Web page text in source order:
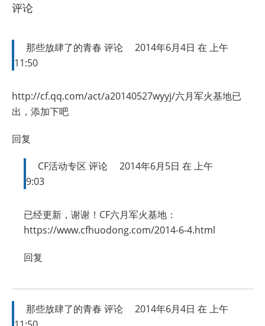
评论
那些放肆了的青春 评论
2014年6月4日 在 上午
11:50
http://cf.qq.com/act/a20140527wyyj/六月军火基地已
出，添加下吧
回复
CF活动专区 评论
2014年6月5日 在 上午
9:03
已经更新，谢谢！CF六月军火基地：
https://www.cfhuodong.com/2014-6-4.html
回复
那些放肆了的青春 评论
2014年6月4日 在 上午